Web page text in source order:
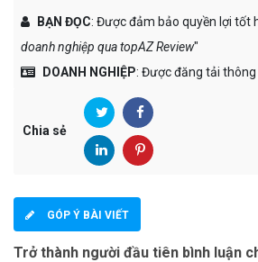
BẠN ĐỌC: Được đảm bảo quyền lợi tốt
doanh nghiệp qua topAZ Review"
DOANH NGHIỆP: Được đăng tải thông
Chia sẻ
GÓP Ý BÀI VIẾT
Trở thành người đầu tiên bình luận